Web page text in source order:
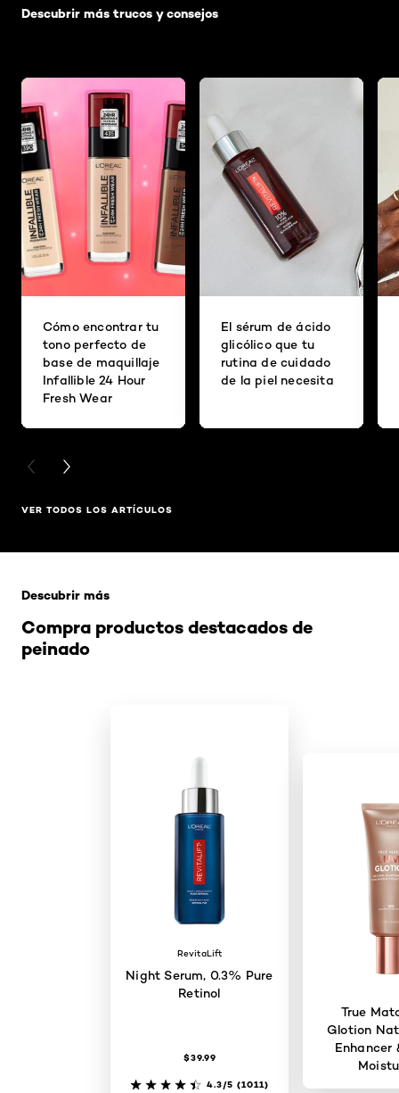
Descubrir más trucos y consejos
Cómo encontrar tu
tono perfecto de
base de maquillaje
Infallible 24 Hour
Fresh Wear
El sérum de ácido
glicólico que tu
rutina de cuidado
de la piel necesita
PREVIOUS CARD
NEXT CARD
VER TODOS LOS ARTÍCULOS
Compra productos destacados de
peinado
Descubrir más
RevitaLift
Night Serum, 0.3% Pure
Retinol
$39.99
4.3/5 (1011)
True
Glotion
Enhancer